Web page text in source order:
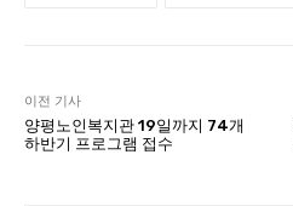
이전 기사
양평노인복지관 19일까지 74개
하반기 프로그램 접수